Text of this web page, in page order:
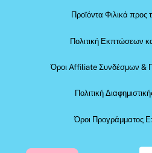
Προϊόντα Φιλικά προς
Πολιτική Εκπτώσεων
Όροι Affiliate Συνδέσμων &
Πολιτική
Όροι Προγράμματος